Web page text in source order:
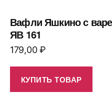
Вафли Яшкино с
ЯВ 161
179,00₽
КУПИТЬ ТОВАР